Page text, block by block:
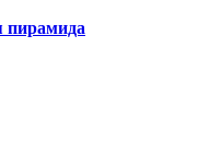
пирамида